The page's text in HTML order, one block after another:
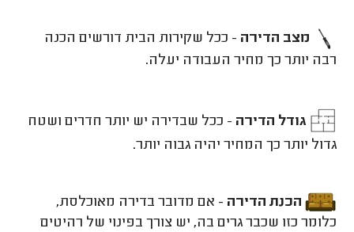
מצב הדירה - ככל שקירות הבית דורשים הכנה
רבה יותר כך מחיר העבודה יעלה.
גודל הדירה - ככל שבדירה יש יותר חדרים ושטח
גדול יותר כך המחיר יהיה גבוה יותר.
הכנת הדירה - אם מדובר בדירה מאוכלסת,
כלומר כזו שכבר גרים בה, יש צורך בפינוי של רהיטים